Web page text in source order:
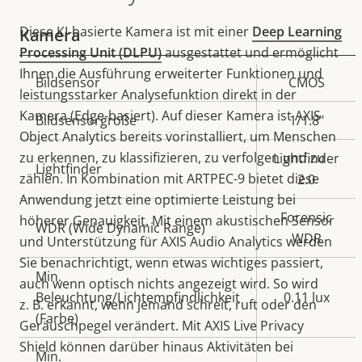
Diese KI-basierte Kamera ist mit einer Deep Learning
Processing Unit (DLPU)ausgestattet und ermöglicht
Ihnen die Ausführung erweiterter Funktionen und
leistungsstarker Analysefunktion direkt in der
Kamera (Edge-basiert). Auf dieser Kamera ist AXIS
Object Analytics bereits vorinstalliert, um Menschen
zu erkennen, zu klassifizieren, zu verfolgen und zu
zählen. In Kombination mit ARTPEC-9 bietet diese
Anwendung jetzt eine optimierte Leistung bei
höherer Genauigkeit. Mit einem akustischen Sensor
und Unterstützung für AXIS Audio Analytics werden
Sie benachrichtigt, wenn etwas wichtiges passiert,
auch wenn optisch nichts angezeigt wird. So wird
z. B. erkannt, wenn jemand schreit, ruft oder den
Geräuschpegel verändert. MitAXIS Live Privacy
Shield können darüber hinaus Aktivitäten bei
Kamera
Eigentumsbeschreibung Eigentumswert
Bildsensor CMOS
Bildsensorgröße 1/1.8"
Lightfinder
Lightfinder
2.0
WDR (Wide Dynamic Range)
Forensic
WDR
Min.
Beleuchtung/Lichtempfindlichkeit
(Farbe)
0.11 lux
Min.